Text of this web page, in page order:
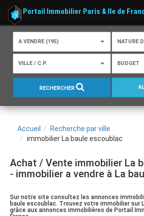
Portail Immobilier Paris & Ile de
A VENDRE (195) NATURE
VILLE / C.P. BUDGET
RECHERCHER
Accueil
Recherche par ville
immobilier La baule escoublac
Achat / Vente immobilier La
- immobilier a vendre à La
Sur notre site consultez les annonces
baule escoublac. Trouvez votre immobilier sur
grâce aux annonces immobilières de Portail